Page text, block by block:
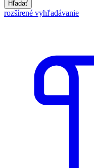
Hľadať
rozšírené vyhľadávanie